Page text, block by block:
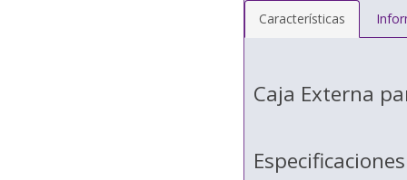
Características
Caja Externa
Especificaciones